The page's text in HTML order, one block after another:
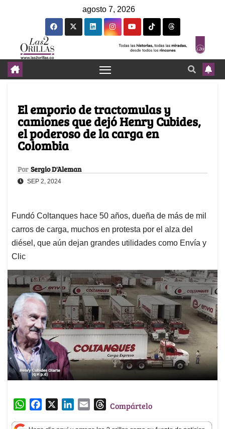
agosto 7, 2026
El emporio de tractomulas y
camiones que dejó Henry Cubides,
el poderoso de la carga en
Colombia
Por Sergio D'Aleman
SEP 2, 2024
Fundó Coltanques hace 50 años, dueña de más de mil
carros de carga, muchos en protesta por el alza del
diésel, que aún dejan grandes utilidades como Envía y
Clic
W
TCompártelo